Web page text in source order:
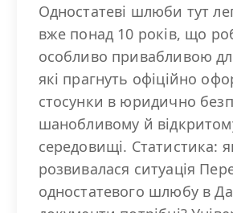
Одностатеві шлюби тут
вже понад 10 років, що
особливо привабливою
які прагнуть офіційно
стосунки в юридично
шанобливому й
середовищі. Статистика:
розвивалася ситуація
одностатевого шлюбу в